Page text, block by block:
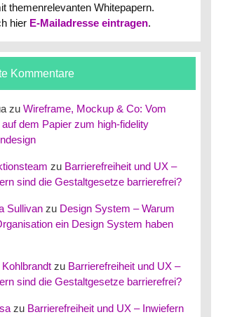
themenrelevanten Whitepapern.
hier E-Mailadresse eintragen.
Kommentare
zu Wireframe, Mockup & Co: Vom
dem Papier zum high-fidelity
zu Barrierefreiheit und UX –
sind die Gestaltgesetze barrierefrei?
Sullivanzu Design System – Warum
ein Design System haben
zu Barrierefreiheit und UX –
sind die Gestaltgesetze barrierefrei?
zu Barrierefreiheit und UX – Inwiefern